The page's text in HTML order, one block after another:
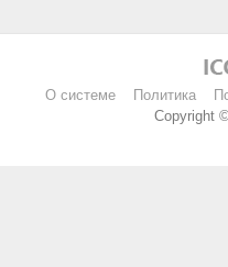
О системе Политика
Copyright